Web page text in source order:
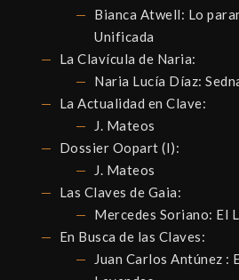
Bianca Atwell: Lo
Unificada
La Clavícula de Naria:
Naria Lucía Díaz:
La Actualidad en Clave:
J. Mateos
Dossier Oopart (I):
J. Mateos
Las Claves de Gaia:
Mercedes Soriano: El
En Busca de las Claves:
Juan Carlos Antúnez :